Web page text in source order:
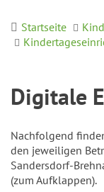
Startseite
Digitale
Nachfolgend
den jeweiligen
Sandersdorf-
(zum Aufklappen).